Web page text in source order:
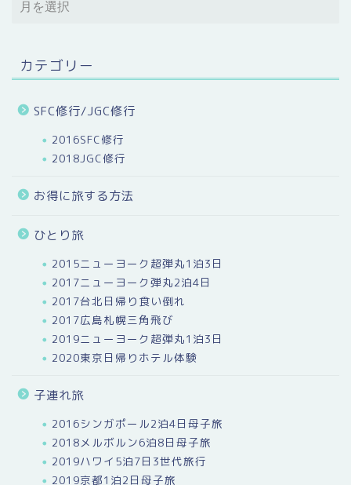
カテゴリー
SFC修行/JGC修行
2016SFC修行
2018JGC修行
お得に旅する方法
ひとり旅
2015ニューヨーク超弾丸1泊3日
2017ニューヨーク弾丸2泊4日
2017台北日帰り食い倒れ
2017広島札幌三角飛び
2019ニューヨーク超弾丸1泊3日
2020東京日帰りホテル体験
子連れ旅
2016シンガポール2泊4日母子旅
2018メルボルン6泊8日母子旅
2019ハワイ5泊7日3世代旅行
2019京都1泊2日母子旅